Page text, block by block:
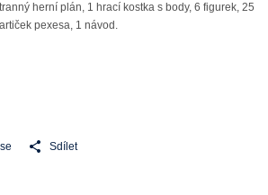
herní plán, 1 hrací kostka s body, 6 figurek, 25
pexesa, 1 návod.
Sdílet